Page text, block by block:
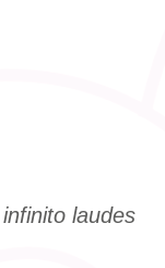
laudes